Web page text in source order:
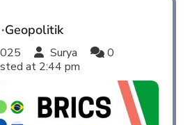
Geopolitik
Surya
0
at 2:44 pm